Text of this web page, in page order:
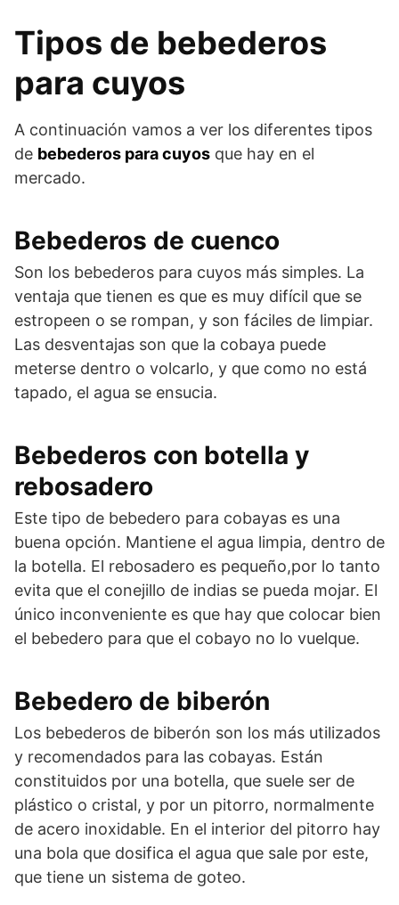
Tipos de bebederos
para cuyos
A continuación vamos a ver los diferentes tipos
de bebederos para cuyos que hay en el
mercado.
Bebederos de cuenco
Son los bebederos para cuyos más simples. La
ventaja que tienen es que es muy difícil que se
estropeen o se rompan, y son fáciles de limpiar.
Las desventajas son que la cobaya puede
meterse dentro o volcarlo, y que como no está
tapado, el agua se ensucia.
Bebederos con botella y
rebosadero
Este tipo de bebedero para cobayas es una
buena opción. Mantiene el agua limpia, dentro de
la botella. El rebosadero es pequeño,por lo tanto
evita que el conejillo de indias se pueda mojar. El
único inconveniente es que hay que colocar bien
el bebedero para que el cobayo no lo vuelque.
Bebedero de biberón
Los bebederos de biberón son los más utilizados
y recomendados para las cobayas. Están
constituidos por una botella, que suele ser de
plástico o cristal, y por un pitorro, normalmente
de acero inoxidable. En el interior del pitorro hay
una bola que dosifica el agua que sale por este,
que tiene un sistema de goteo.